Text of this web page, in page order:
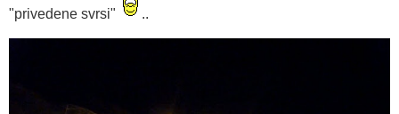
"privedene svrsi"
..